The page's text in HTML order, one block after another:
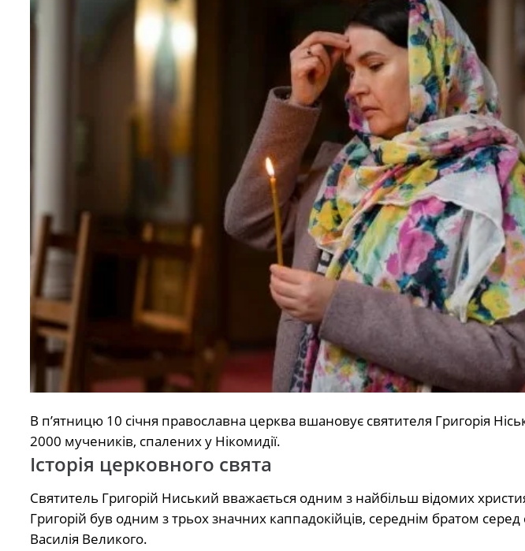
В п’ятницю 10 січня православна церква вшановує святителя Григорія
2000 мучеників, спалених у Нікомидії.
Історія церковного свята
Святитель Григорій Ниський вважається одним з найбільш відомих
Григорій був одним з трьох значних каппадокійців, середнім братом серед
Василія Великого.